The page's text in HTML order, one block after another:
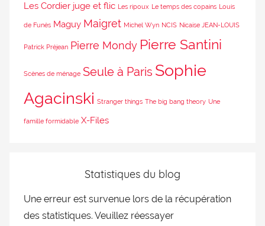
Les Cordier juge et flic Les ripoux Le temps des copains Louis
de Funès Maguy Maigret Michel Wyn NCIS Nicaise JEAN-LOUIS
Patrick Préjean Pierre Mondy Pierre Santini
Scènes de ménage Seule à Paris Sophie
Agacinski Stranger things The big bang theory Une
famille formidable X-Files
Statistiques du blog
Une erreur est survenue lors de la récupération
des statistiques. Veuillez réessayer